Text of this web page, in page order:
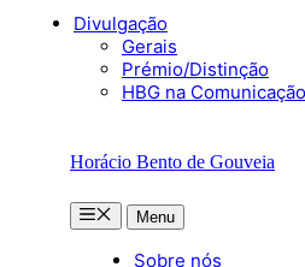
Divulgação
Gerais
Prémio/Distinção
HBG na
Horácio Bento de Gouveia
MenuMenu
Sobre nós